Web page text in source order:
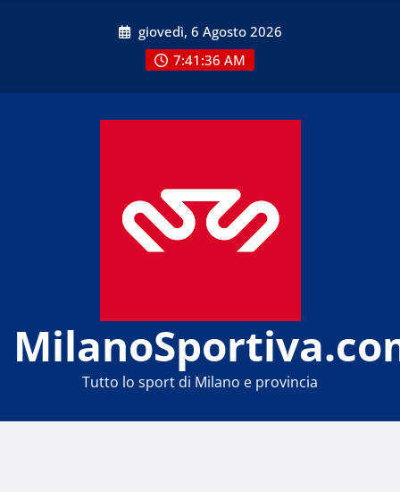
giovedì, 6 Agosto 2026
7:41:36 AM
Tutto lo sport di Milano e provincia